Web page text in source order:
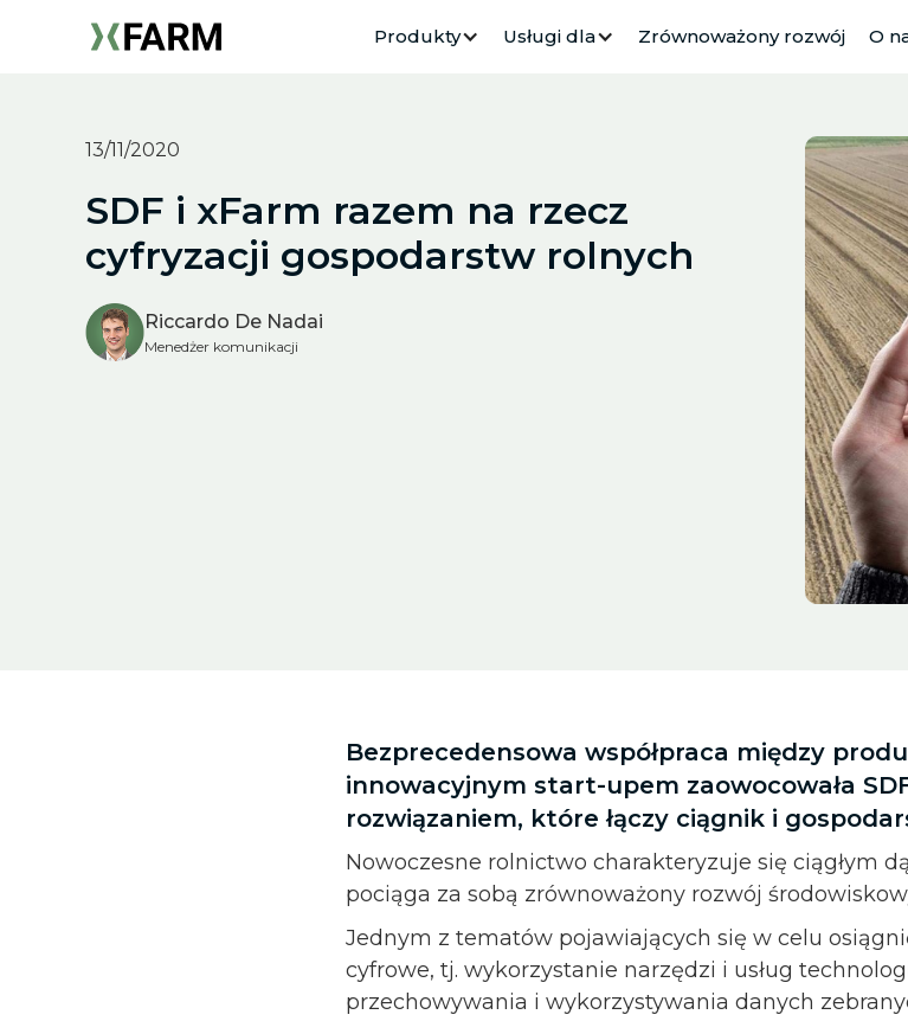
Produkty Usługi dla Zrównoważony rozwój O
13/11/2020
SDF i xFarm razem na rzecz
cyfryzacji gospodarstw rolnych
Riccardo De Nadai
Menedżer komunikacji
Bezprecedensowa współpraca między
innowacyjnym start-upem zaowocowała
rozwiązaniem, które łączy ciągnik i
Nowoczesne rolnictwo charakteryzuje się ciągłym
pociąga za sobą zrównoważony rozwój
Jednym z tematów pojawiających się w celu
cyfrowe, tj. wykorzystanie narzędzi i usług
przechowywania i wykorzystywania danych